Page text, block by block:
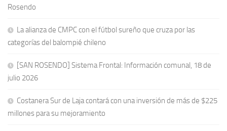
Rosendo
La alianza de CMPC con el fútbol sureño que cruza por las
categorías del balompié chileno
[SAN ROSENDO] Sistema Frontal: Información comunal, 18 de
julio 2026
Costanera Sur de Laja contará con una inversión de más de $225
millones para su mejoramiento